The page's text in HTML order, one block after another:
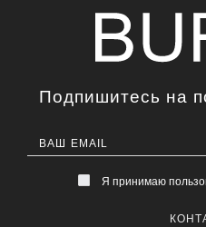
Подпишитесь на
Я принимаю